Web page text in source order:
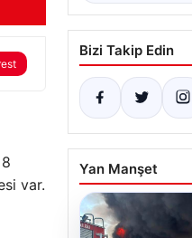
var.
Bizi Takip Edin
Yan Manşet